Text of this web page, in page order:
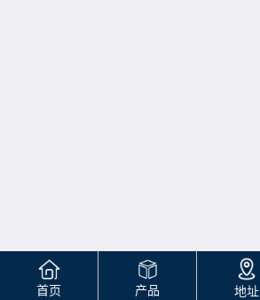
首页 产品 地址